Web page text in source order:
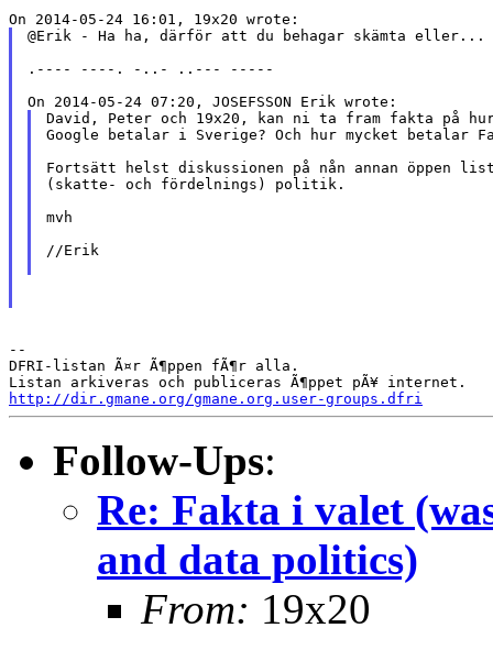
@Erik - Ha ha, därför att du behagar skämta eller...
.---- ----. -..- ..--- -----
David, Peter och 19x20, kan ni ta fram fakta på
Google betalar i Sverige? Och hur mycket betalar
Fortsätt helst diskussionen på nån annan öppen
(skatte- och fördelnings) politik.
mvh
//Erik
--
DFRI-listan Ã¤r Ã¶ppen fÃ¶r alla.
http://dir.gmane.org/gmane.org.user-groups.dfri
Follow-Ups:
Re: Fakta i valet
and data politics)
From: 19x20